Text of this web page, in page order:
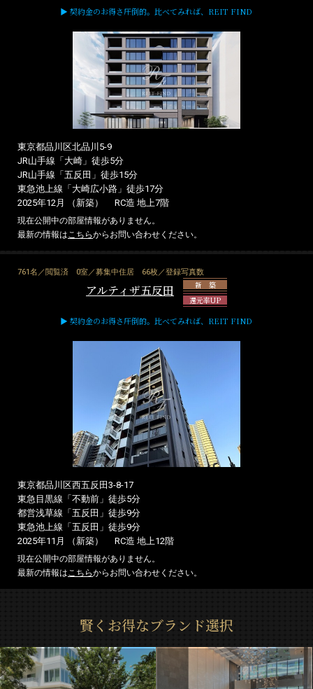
▶ 契約金のお得さ圧倒的。比べてみれば、REIT FIND
東京都品川区北品川5-9
JR山手線「大崎」徒歩5分
JR山手線「五反田」徒歩15分
東急池上線「大崎広小路」徒歩17分
2025年12月 （新築）
RC造 地上7階
現在公開中の部屋情報がありません。
最新の情報は こちらからお問い合わせください。
761名／閲覧済 0室／募集中住居 66枚／登録写真数
アルティザ五反田
新 築
還元率UP
▶ 契約金のお得さ圧倒的。比べてみれば、REIT FIND
東京都品川区西五反田3-8-17
東急目黒線「不動前」徒歩5分
都営浅草線「五反田」徒歩9分
東急池上線「五反田」徒歩9分
2025年11月 （新築）
RC造 地上12階
現在公開中の部屋情報がありません。
最新の情報は こちらからお問い合わせください。
賢くお得なブランド選択